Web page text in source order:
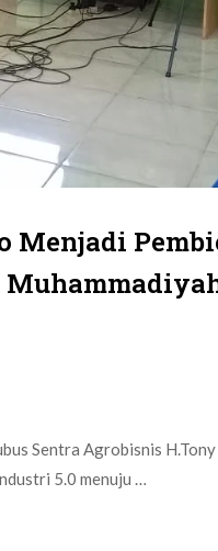
Menjadi
Sentra Agrobisnis
5.0 menuju …